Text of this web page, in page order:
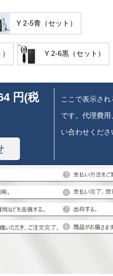
Y 2-5青（セット）
Y 2-6黒（セット）
円(税
ここで表示さ
です。代理費
い合わせくださ